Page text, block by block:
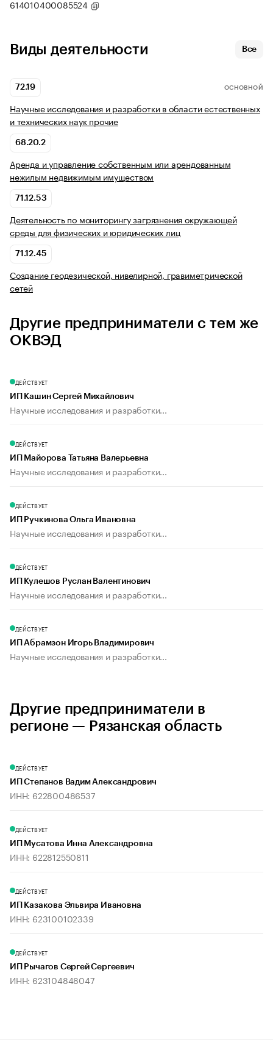
614010400085524
Виды деятельности Все
72.19 ОСНОВНОЙ
Научные исследования и разработки в области естественных
и технических наук прочие
68.20.2
Аренда и управление собственным или арендованным
нежилым недвижимым имуществом
71.12.53
Деятельность по мониторингу загрязнения окружающей
среды для физических и юридических лиц
71.12.45
Создание геодезической, нивелирной, гравиметрической
сетей
Другие предприниматели с тем же
ОКВЭД
ДЕЙСТВУЕТ
ИП Кашин Сергей Михайлович
Научные исследования и разработки...
ДЕЙСТВУЕТ
ИП Майорова Татьяна Валерьевна
Научные исследования и разработки...
ДЕЙСТВУЕТ
ИП Ручкинова Ольга Ивановна
Научные исследования и разработки...
ДЕЙСТВУЕТ
ИП Кулешов Руслан Валентинович
Научные исследования и разработки...
ДЕЙСТВУЕТ
ИП Абрамзон Игорь Владимирович
Научные исследования и разработки...
Другие предприниматели в
регионе — Рязанская область
ДЕЙСТВУЕТ
ИП Степанов Вадим Александрович
ИНН: 622800486537
ДЕЙСТВУЕТ
ИП Мусатова Инна Александровна
ИНН: 622812550811
ДЕЙСТВУЕТ
ИП Казакова Эльвира Ивановна
ИНН: 623100102339
ДЕЙСТВУЕТ
ИП Рычагов Сергей Сергеевич
ИНН: 623104848047